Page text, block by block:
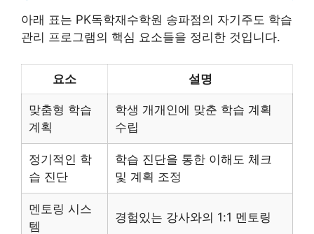
아래 표는 PK독학재수학원 송파점의 자기주도 학습
관리 프로그램의 핵심 요소들을 정리한 것입니다.
요소 설명
맞춤형 학습
계획
학생 개개인에 맞춘 학습 계획
수립
정기적인 학
습 진단
학습 진단을 통한 이해도 체크
및 계획 조정
멘토링 시스
템
경험있는 강사와의 1:1 멘토링